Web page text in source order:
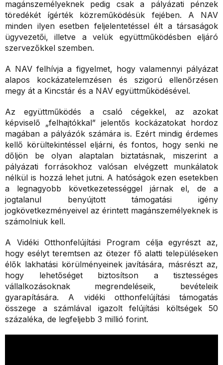
magánszemélyeknek pedig csak a pályázati pénzek
töredékét ígérték közreműködésük fejében. A NAV
minden ilyen esetben feljelentetéssel élt a társaságok
ügyvezetői, illetve a velük együttműködésben eljáró
szervezőkkel szemben.
A NAV felhívja a figyelmet, hogy valamennyi pályázat
alapos kockázatelemzésen és szigorú ellenőrzésen
megy át a Kincstár és a NAV együttműködésével.
Az együttműködés a csaló cégekkel, az azokat
képviselő „felhajtókkal” jelentős kockázatokat hordoz
magában a pályázók számára is. Ezért mindig érdemes
kellő körültekintéssel eljárni, és fontos, hogy senki ne
dőljön be olyan alaptalan biztatásnak, miszerint a
pályázati forrásokhoz valósan elvégzett munkálatok
nélkül is hozzá lehet jutni. A hatóságok ezen esetekben
a legnagyobb következetességgel járnak el, de a
jogtalanul benyújtott támogatási igény
jogkövetkezményeivel az érintett magánszemélyeknek is
számolniuk kell.
A Vidéki Otthonfelújítási Program célja egyrészt az,
hogy esélyt teremtsen az ötezer fő alatti településeken
élők lakhatási körülményeinek javítására, másrészt az,
hogy lehetőséget biztosítson a tisztességes
vállalkozásoknak megrendeléseik, bevételeik
gyarapítására. A vidéki otthonfelújítási támogatás
összege a számlával igazolt felújítási költségek 50
százaléka, de legfeljebb 3 millió forint.